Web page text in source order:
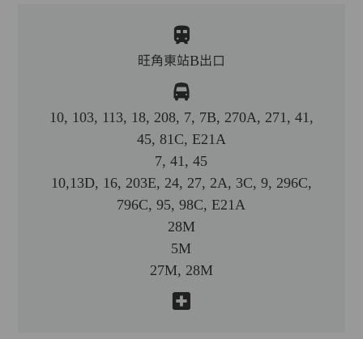
旺角東站B出口
10, 103, 113, 18, 208, 7, 7B, 270A, 271, 41,
45, 81C, E21A
7, 41, 45
10,13D, 16, 203E, 24, 27, 2A, 3C, 9, 296C,
796C, 95, 98C, E21A
28M
5M
27M, 28M